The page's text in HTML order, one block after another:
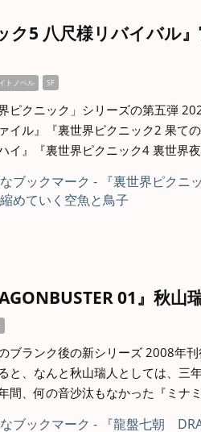
ク5 八尺様リバイバ
トノベル SF
界ピクニック」シリーズの第五弾
イル』『裏世界ピクニック2 果て
イ』『裏世界ピクニック4 裏世界
01』秋山
ブランク後の新シリーズ 2008年
と、なんと秋山瑞人としては、三
間、何の音沙汰もなかった『ミナ